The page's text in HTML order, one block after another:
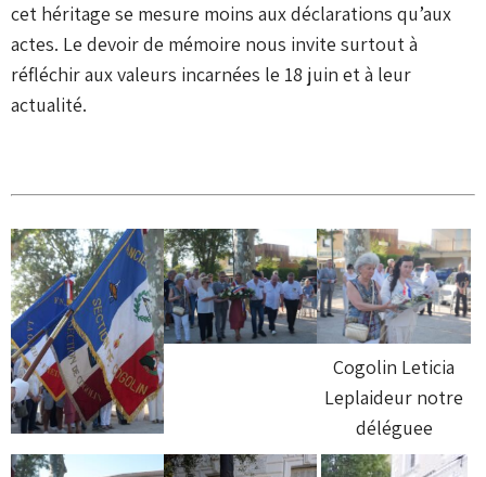
cet héritage se mesure moins aux déclarations qu’aux
actes. Le devoir de mémoire nous invite surtout à
réfléchir aux valeurs incarnées le 18 juin et à leur
actualité.
Cogolin Leticia
Leplaideur notre
déléguee